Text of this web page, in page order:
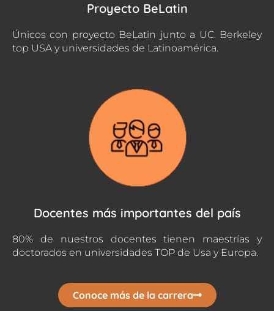
Proyecto BeLatin
Únicos con proyecto BeLatin junto a UC. Berkeley
top USA y universidades de Latinoamérica.
Docentes más importantes del país
80% de nuestros docentes tienen maestrías y
doctorados en universidades TOP de Usa y Europa.
Conoce más de la carrera